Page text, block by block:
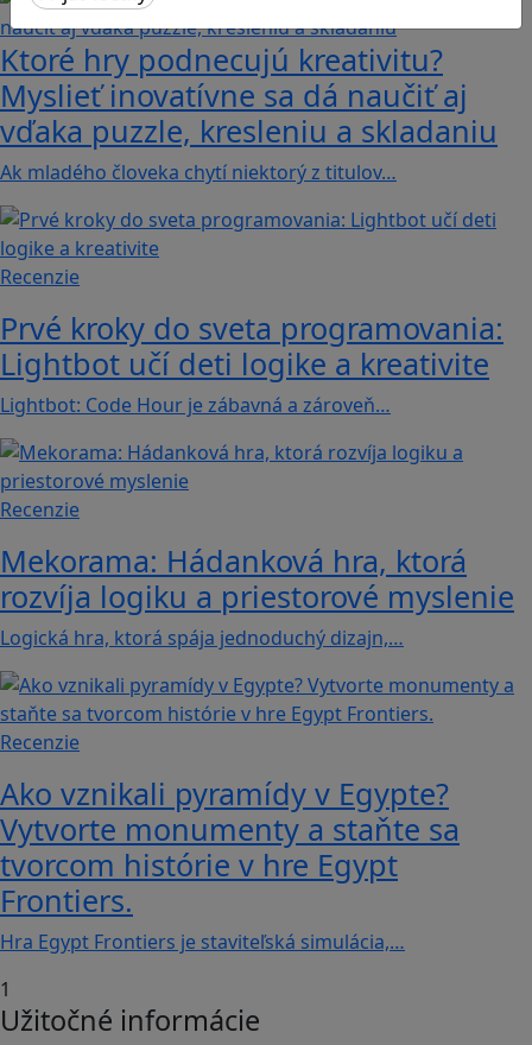
Ktoré hry podnecujú kreativitu?
Myslieť inovatívne sa dá naučiť aj
vďaka puzzle, kresleniu a skladaniu
Ak mladého človeka chytí niektorý z titulov…
Recenzie
Prvé kroky do sveta programovania:
Lightbot učí deti logike a kreativite
Lightbot: Code Hour je zábavná a zároveň…
Recenzie
Mekorama: Hádanková hra, ktorá
rozvíja logiku a priestorové myslenie
Logická hra, ktorá spája jednoduchý dizajn,…
Recenzie
Ako vznikali pyramídy v Egypte?
Vytvorte monumenty a staňte sa
tvorcom histórie v hre Egypt
Frontiers.
Hra Egypt Frontiers je staviteľská simulácia,…
1
Užitočné informácie